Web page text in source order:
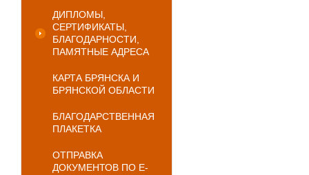
ДИПЛОМЫ,
СЕРТИФИКАТЫ,
БЛАГОДАРНОСТИ,
ПАМЯТНЫЕ АДРЕСА
КАРТА БРЯНСКА И
БРЯНСКОЙ ОБЛАСТИ
БЛАГОДАРСТВЕННАЯ
ПЛАКЕТКА
ОТПРАВКА
ДОКУМЕНТОВ ПО E-